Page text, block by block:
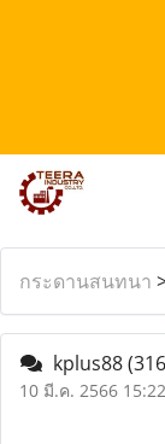
กระดานสนทนา
kplus88
10 มี.ค. 2566 15:22